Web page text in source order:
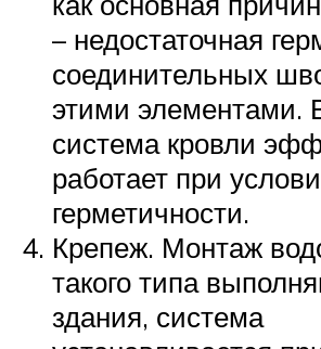
– недостаточная
соединительных
этими элементами.
система кровли
работает при
герметичности.
Крепеж. Монтаж
такого типа
здания, система